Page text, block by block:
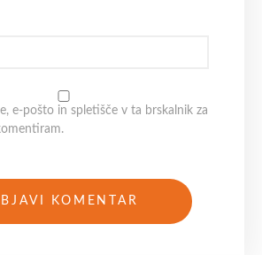
e-pošto in spletišče v ta brskalnik za